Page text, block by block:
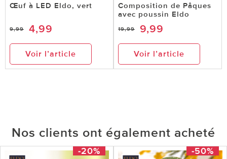
Œuf à LED Eldo, vert
9,99 4,99
Voir l’article
Composition de Pâques
avec poussin Eldo
19,99 9,99
Voir l’article
Nos clients ont également acheté
-20% -50%